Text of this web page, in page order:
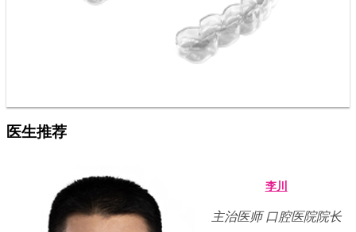
医生推荐
李川
主治医师 口腔医院院长